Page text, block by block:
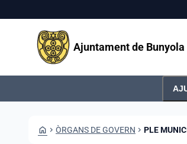
Ajuntament de Bunyola
HOME CHEVRON_RIGHT ÒRGANS DE GOVERN CHEVRON_RIGHT PLE